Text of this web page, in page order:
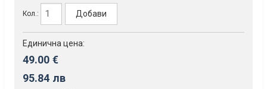
Кол.: Добави
Единична цена:
49.00 €
95.84 лв